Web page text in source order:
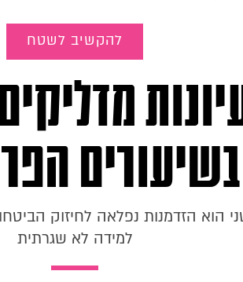
להקשיב לשטח
בשיעורים
הוא הזדמנות נפלאה לחיזוק
למידה לא שגרתית